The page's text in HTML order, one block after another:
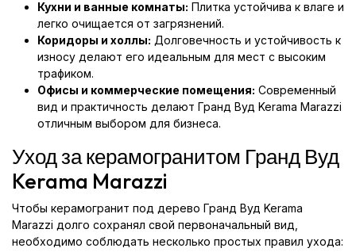
Кухни и ванные комнаты: Плитка устойчива к влаге и
легко очищается от загрязнений.
Коридоры и холлы: Долговечность и устойчивость к
износу делают его идеальным для мест с высоким
трафиком.
Офисы и коммерческие помещения: Современный
вид и практичность делают Гранд Вуд Kerama Marazzi
отличным выбором для бизнеса.
Уход за керамогранитом Гранд Вуд
Kerama Marazzi
Чтобы керамогранит под дерево Гранд Вуд Kerama
Marazzi долго сохранял свой первоначальный вид,
необходимо соблюдать несколько простых правил ухода: